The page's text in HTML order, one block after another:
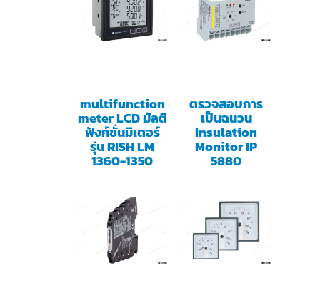
multifunction
meter LCD มัลติ
ฟังก์ชั่นมิเตอร์
รุ่น RISH LM
1360-1350
ตรวจสอบการ
เป็นฉนวน
Insulation
Monitor IP
5880